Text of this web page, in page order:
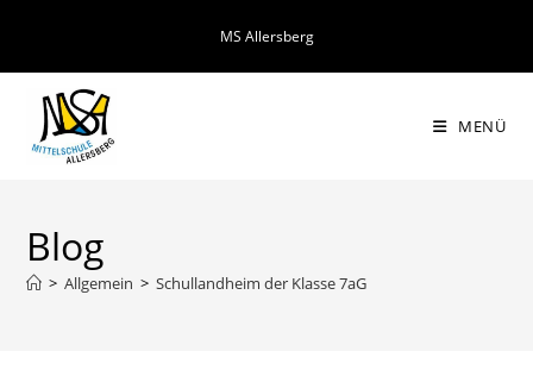
springen
MS Allersberg
MENÜ
Blog
> Allgemein > Schullandheim der Klasse 7aG